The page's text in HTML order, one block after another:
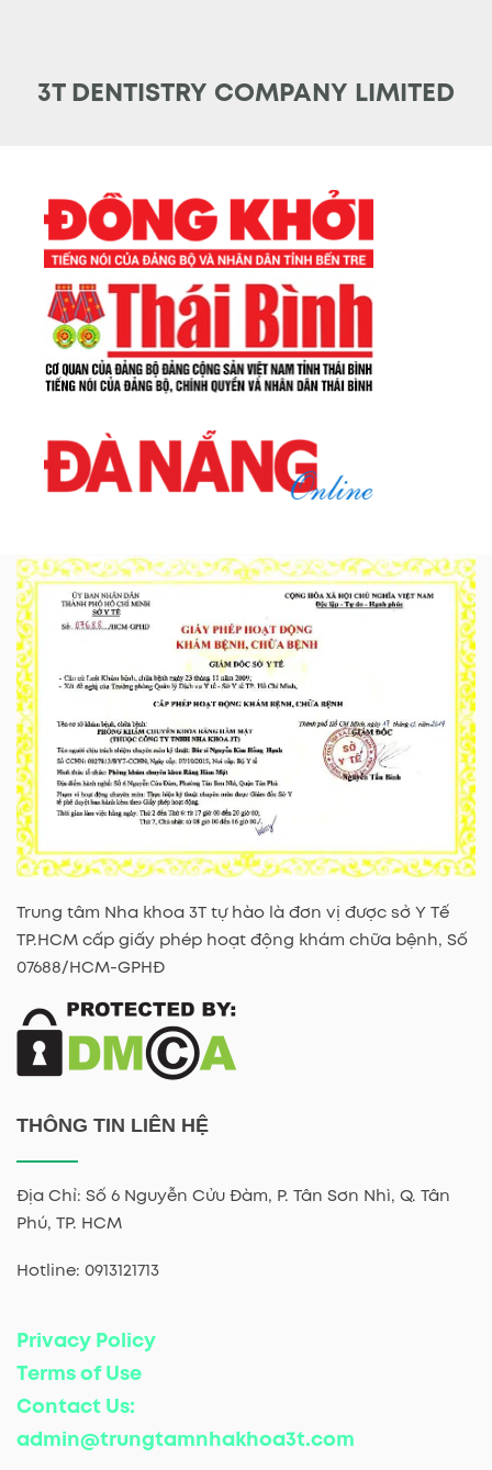
3T DENTISTRY COMPANY LIMITED
Trung tâm Nha khoa 3T tự hào là đơn vị được sở Y Tế
TP.HCM cấp giấy phép hoạt động khám chữa bệnh, Số
07688/HCM-GPHĐ
THÔNG TIN LIÊN HỆ
Địa Chỉ: Số 6 Nguyễn Cửu Đàm, P. Tân Sơn Nhì, Q. Tân
Phú, TP. HCM
Hotline: 0913121713
Privacy Policy
Terms of Use
Contact Us:
admin@trungtamnhakhoa3t.com